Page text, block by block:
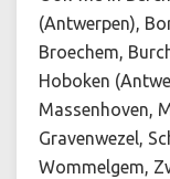
(Antwerpen),
Broechem,
Hoboken
Massenhoven,
Gravenwezel,
Wommelgem,